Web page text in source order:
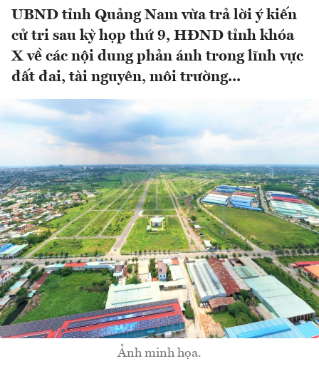
UBND tỉnh Quảng Nam vừa trả lời ý kiến
cử tri sau kỳ họp thứ 9, HĐND tỉnh khóa
X về các nội dung phản ánh trong lĩnh vực
đất đai, tài nguyên, môi trường...
Ảnh minh họa.